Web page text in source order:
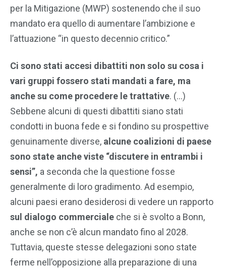
per la Mitigazione (MWP) sostenendo che il suo
mandato era quello di aumentare l’ambizione e
l’attuazione “in questo decennio critico.”
Ci sono stati accesi dibattiti non solo su cosa i
vari gruppi fossero stati mandati a fare, ma
anche su come procedere le trattative. (…)
Sebbene alcuni di questi dibattiti siano stati
condotti in buona fede e si fondino su prospettive
genuinamente diverse, alcune coalizioni di paese
sono state anche viste “discutere in entrambi i
sensi”, a seconda che la questione fosse
generalmente di loro gradimento. Ad esempio,
alcuni paesi erano desiderosi di vedere un rapporto
sul dialogo commerciale che si è svolto a Bonn,
anche se non c’è alcun mandato fino al 2028.
Tuttavia, queste stesse delegazioni sono state
ferme nell’opposizione alla preparazione di una